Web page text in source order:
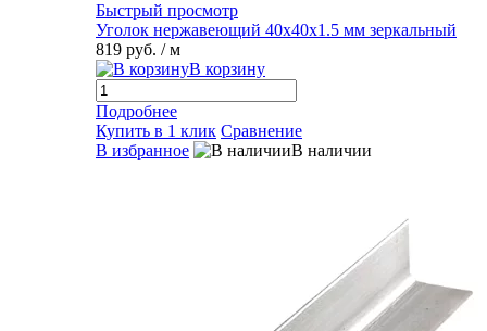
Быстрый просмотр
Уголок нержавеющий 40х40х1.5 мм зеркальный
819 руб. / м
В корзину
Подробнее
Купить в 1 клик Сравнение
В избранное
В наличии